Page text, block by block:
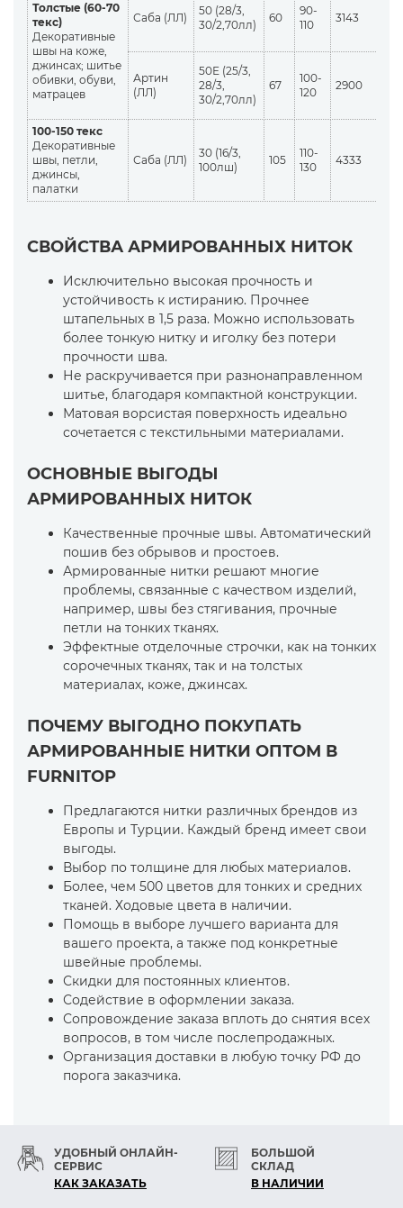
Толстые (60-70
текс)
Декоративные
швы на коже,
джинсах; шитье
обивки, обуви,
матрацев
Саба (ЛЛ)
50 (28/3,
30/2,70лл)
60
90-
110
3143
Артин
(ЛЛ)
50Е (25/3,
28/3,
30/2,70лл)
67
100-
120
2900
100-150 текс
Декоративные
швы, петли,
джинсы,
палатки
Саба (ЛЛ)
30 (16/3,
100лш)
105
110-
130
4333
СВОЙСТВА АРМИРОВАННЫХ НИТОК
Исключительно высокая прочность и
устойчивость к истиранию. Прочнее
штапельных в 1,5 раза. Можно использовать
более тонкую нитку и иголку без потери
прочности шва.
Не раскручивается при разнонаправленном
шитье, благодаря компактной конструкции.
Матовая ворсистая поверхность идеально
сочетается с текстильными материалами.
ОСНОВНЫЕ ВЫГОДЫ
АРМИРОВАННЫХ НИТОК
Качественные прочные швы. Автоматический
пошив без обрывов и простоев.
Армированные нитки решают многие
проблемы, связанные с качеством изделий,
например, швы без стягивания, прочные
петли на тонких тканях.
Эффектные отделочные строчки, как на тонких
сорочечных тканях, так и на толстых
материалах, коже, джинсах.
ПОЧЕМУ ВЫГОДНО ПОКУПАТЬ
АРМИРОВАННЫЕ НИТКИ ОПТОМ В
FURNITOP
Предлагаются нитки различных брендов из
Европы и Турции. Каждый бренд имеет свои
выгоды.
Выбор по толщине для любых материалов.
Более, чем 500 цветов для тонких и средних
тканей. Ходовые цвета в наличии.
Помощь в выборе лучшего варианта для
вашего проекта, а также под конкретные
швейные проблемы.
Скидки для постоянных клиентов.
Содействие в оформлении заказа.
Сопровождение заказа вплоть до снятия всех
вопросов, в том числе послепродажных.
Организация доставки в любую точку РФ до
порога заказчика.
УДОБНЫЙ ОНЛАЙН-
СЕРВИС
КАК ЗАКАЗАТЬ
БОЛЬШОЙ
СКЛАД
В НАЛИЧИИ